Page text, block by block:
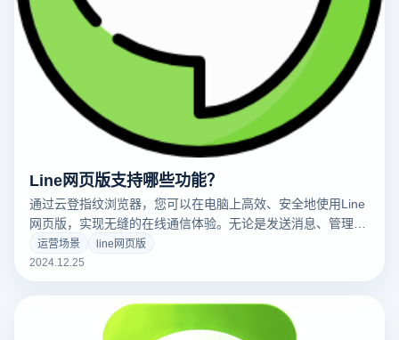
Line网页版支持哪些功能？
通过云登指纹浏览器，您可以在电脑上高效、安全地使用Line
网页版，实现无缝的在线通信体验。无论是发送消息、管理群
聊还是进行语音视频通话，Line网页版都为用户提供了丰富的
功能，确保您能够轻松管理所有聊天和通信需求。以下是Line
运营场景
line网页版
2024.12.25